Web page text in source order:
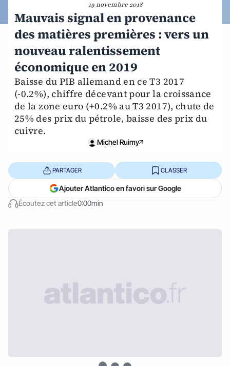
19 novembre 2018
Mauvais signal en provenance
des matières premières : vers un
nouveau ralentissement
économique en 2019
Baisse du PIB allemand en ce T3 2017
(-0.2%), chiffre décevant pour la croissance
de la zone euro (+0.2% au T3 2017), chute de
25% des prix du pétrole, baisse des prix du
cuivre.
Michel Ruimy
Écoutez cet article0:00min
PARTAGER CLASSER
Ajouter Atlantico en favori sur Google